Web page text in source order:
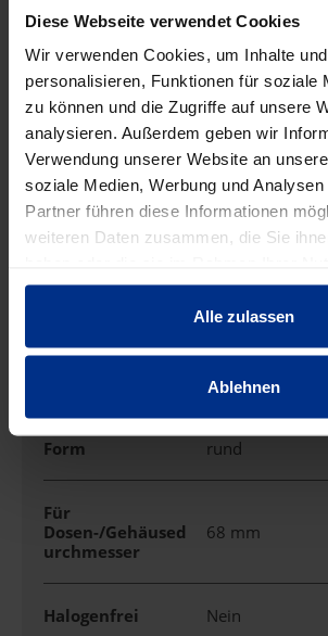
Diese Webseite verwendet Cookies
Wir verwenden Cookies, um Inhalte
personalisieren, Funktionen für soziale
zu können und die Zugriffe auf unsere
analysieren. Außerdem geben wir
Verwendung unserer Website an
soziale Medien, Werbung und
Partner führen diese Informationen
weiteren Daten zusammen, die Sie
gesammelt haben.
Alle zulassen
Ablehnen
EIGENSCHAFTEN
Ausführung Deckel mit
Befestigungsart
Deckel für
90 mm
weiß
Form rund
Für
Dosen-/Gehäused
urchmesser
68 mm
Halogenfrei Nein